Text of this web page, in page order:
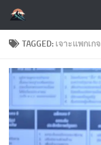
Skip to content
TAGGED: เจาะแพกเกจ